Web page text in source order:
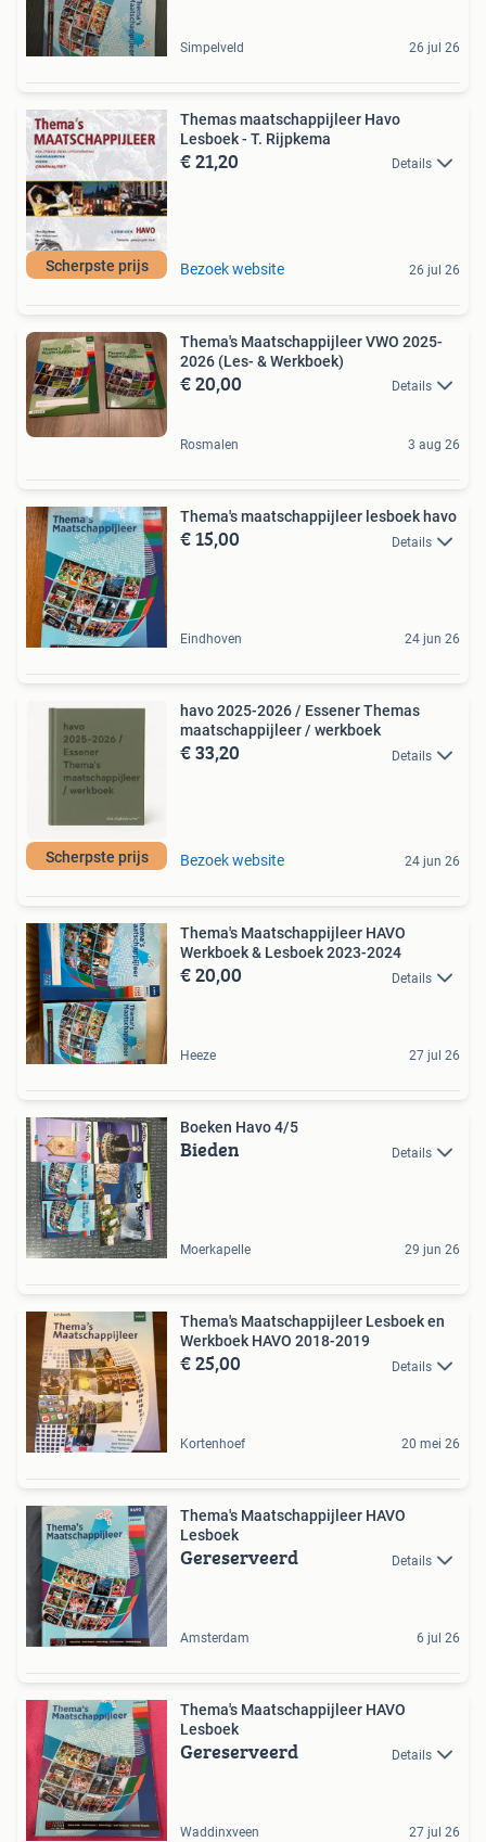
Simpelveld 26 jul 26
Scherpste prijs
Themas maatschappijleer Havo
Lesboek - T. Rijpkema
€ 21,20 Details
Bezoek website 26 jul 26
Thema's Maatschappijleer VWO 2025-
2026 (Les- & Werkboek)
€ 20,00 Details
Rosmalen 3 aug 26
Thema's maatschappijleer lesboek havo
€ 15,00 Details
Eindhoven 24 jun 26
Scherpste prijs
havo 2025-2026 / Essener Themas
maatschappijleer / werkboek
€ 33,20 Details
Bezoek website 24 jun 26
Thema's Maatschappijleer HAVO
Werkboek & Lesboek 2023-2024
€ 20,00 Details
Heeze 27 jul 26
Boeken Havo 4/5
Bieden Details
Moerkapelle 29 jun 26
Thema's Maatschappijleer Lesboek en
Werkboek HAVO 2018-2019
€ 25,00 Details
Kortenhoef 20 mei 26
Thema's Maatschappijleer HAVO
Lesboek
Gereserveerd Details
Amsterdam 6 jul 26
Thema's Maatschappijleer HAVO
Lesboek
Gereserveerd Details
Waddinxveen 27 jul 26